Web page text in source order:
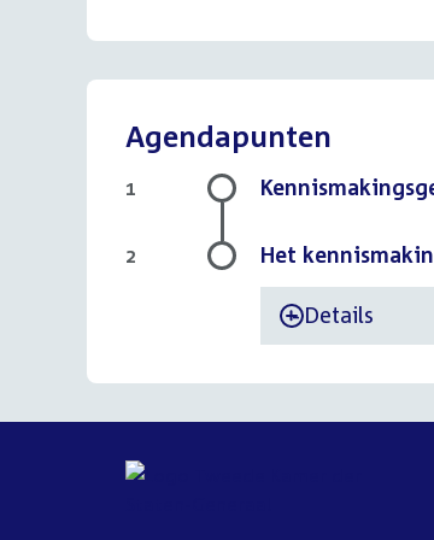
Agendapunten
1
Het
- Details
2